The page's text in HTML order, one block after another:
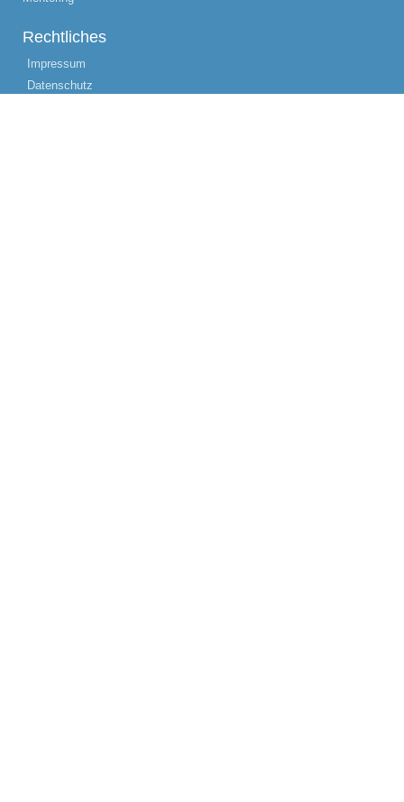
Rechtliches
Impressum
Datenschutz